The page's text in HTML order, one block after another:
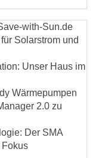
with-Sun.de
Solarstrom und
Unser Haus im
Wärmepumpen
2.0 zu
Der SMA
Fokus